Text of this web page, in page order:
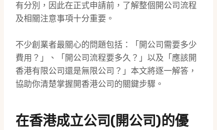
有分別，因此在正式申請前，了解整個開公司流程
及相關注意事項十分重要。
不少創業者最關心的問題包括：「開公司需要多少
費用？」、「開公司流程要多久？」以及「應該開
香港有限公司還是無限公司？」本文將逐一解答，
協助你清楚掌握開香港公司的關鍵步驟。
在香港成立公司(開公司)的優